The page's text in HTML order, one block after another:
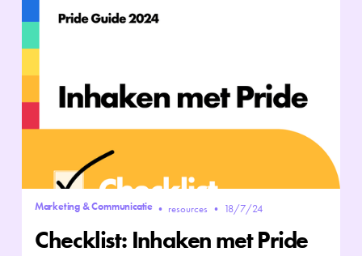
Marketing & Communicatie • resources • 18/7/24
Checklist: Inhaken met Pride